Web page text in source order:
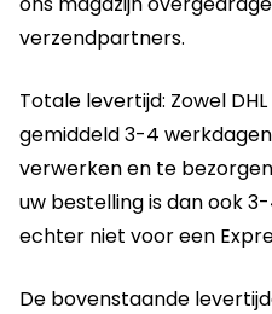
verzendpartners.
Totale levertijd: Zowel
gemiddeld 3-4
verwerken en te
uw bestelling is dan ook
echter niet voor een
De bovenstaande